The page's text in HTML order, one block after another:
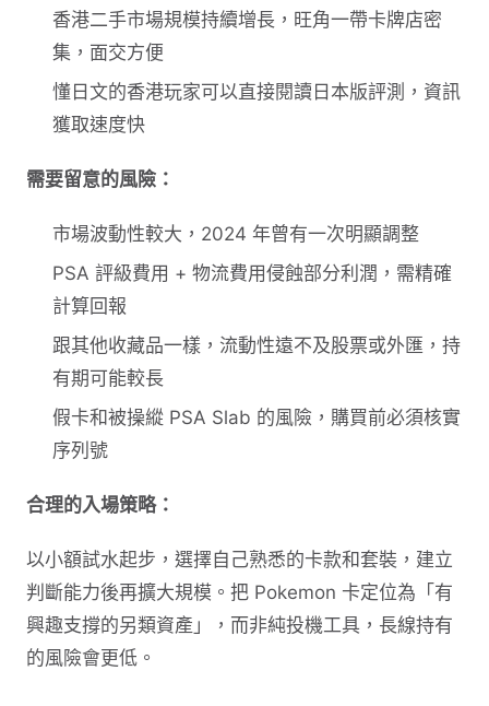
香港二手市場規模持續增長，旺角一帶卡牌店密
集，面交方便
懂日文的香港玩家可以直接閱讀日本版評測，資訊
獲取速度快
需要留意的風險：
市場波動性較大，2024 年曾有一次明顯調整
PSA 評級費用 + 物流費用侵蝕部分利潤，需精確
計算回報
跟其他收藏品一樣，流動性遠不及股票或外匯，持
有期可能較長
假卡和被操縱 PSA Slab 的風險，購買前必須核實
序列號
合理的入場策略：
以小額試水起步，選擇自己熟悉的卡款和套裝，建立
判斷能力後再擴大規模。把 Pokemon 卡定位為「有
興趣支撐的另類資產」，而非純投機工具，長線持有
的風險會更低。